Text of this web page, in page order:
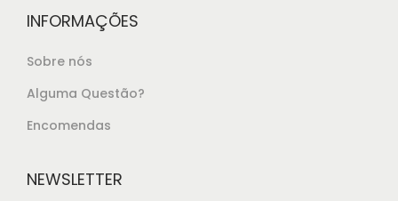
INFORMAÇÕES
Sobre nós
Alguma Questão?
Encomendas
NEWSLETTER